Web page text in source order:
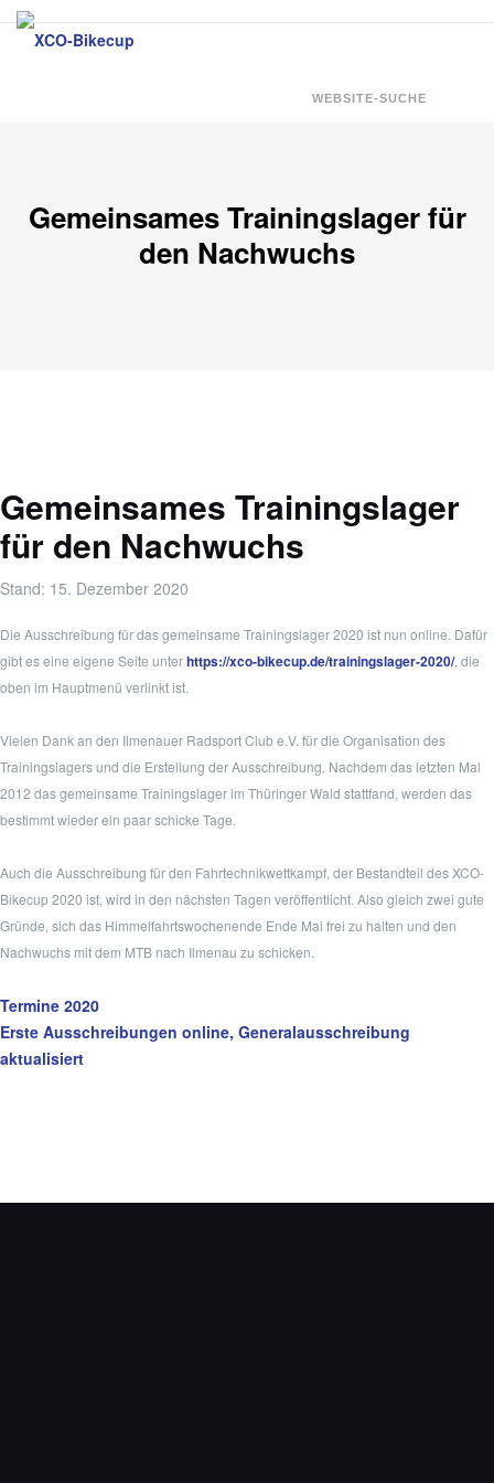
Zum
Inhalt
WEBSITE-SUCHE
Gemeinsames Trainingslager für
den Nachwuchs
Gemeinsames Trainingslager
für den Nachwuchs
Stand: 15. Dezember 2020
Die Ausschreibung für das gemeinsame Trainingslager 2020 ist nun online. Dafür
gibt es eine eigene Seite unterhttps://xco-bikecup.de/trainingslager-2020/, die
oben im Hauptmenü verlinkt ist.
Vielen Dank an den Ilmenauer Radsport Club e.V. für die Organisation des
Trainingslagers und die Erstellung der Ausschreibung. Nachdem das letzten Mal
2012 das gemeinsame Trainingslager im Thüringer Wald stattfand, werden das
bestimmt wieder ein paar schicke Tage.
Auch die Ausschreibung für den Fahrtechnikwettkampf, der Bestandteil des XCO-
Bikecup 2020 ist, wird in den nächsten Tagen veröffentlicht. Also gleich zwei gute
Gründe, sich das Himmelfahrtswochenende Ende Mai frei zu halten und den
Nachwuchs mit dem MTB nach Ilmenau zu schicken.
Termine 2020
Erste Ausschreibungen online, Generalausschreibung
aktualisiert